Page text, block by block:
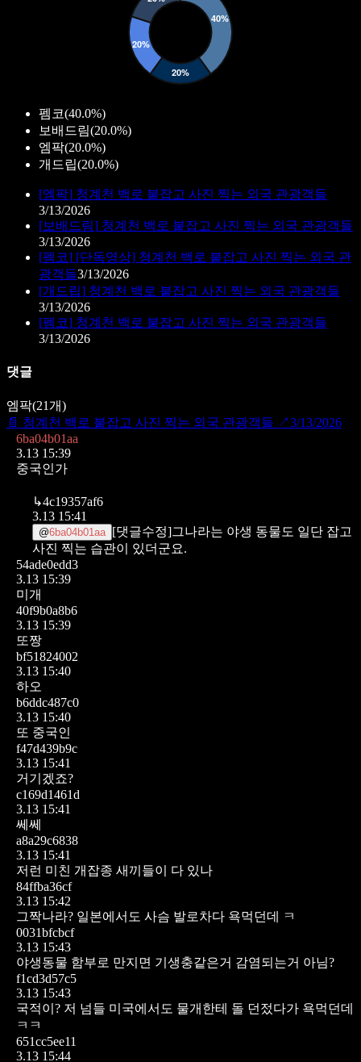
펨코(40.0%)
보배드림(20.0%)
엠팍(20.0%)
개드립(20.0%)
[엠팍] 청계천 백로 붙잡고 사진 찍는 외국 관광객들
3/13/2026
[보배드림] 청계천 백로 붙잡고 사진 찍는 외국 관광객들
3/13/2026
[펨코] [단독영상] 청계천 백로 붙잡고 사진 찍는 외국 관
광객들3/13/2026
[개드립] 청계천 백로 붙잡고 사진 찍는 외국 관광객들
3/13/2026
[펨코] 청계천 백로 붙잡고 사진 찍는 외국 관광객들
3/13/2026
댓글
엠팍(21개)
📄 청계천 백로 붙잡고 사진 찍는 외국 관광객들 ↗3/13/2026
6ba04b01aa
3.13 15:39
중국인가
↳4c19357af6
3.13 15:41
@6ba04b01aa [댓글수정]그나라는 야생 동물도 일단 잡고
사진 찍는 습관이 있더군요.
54ade0edd3
3.13 15:39
미개
40f9b0a8b6
3.13 15:39
또짱
bf51824002
3.13 15:40
하오
b6ddc487c0
3.13 15:40
또 중국인
f47d439b9c
3.13 15:41
거기겠죠?
c169d1461d
3.13 15:41
쎄쎄
a8a29c6838
3.13 15:41
저런 미친 개잡종 새끼들이 다 있나
84ffba36cf
3.13 15:42
그짝나라? 일본에서도 사슴 발로차다 욕먹던데 ㅋ
0031bfcbcf
3.13 15:43
야생동물 함부로 만지면 기생충같은거 감염되는거 아님?
f1cd3d57c5
3.13 15:43
국적이? 저 넘들 미국에서도 물개한테 돌 던젔다가 욕먹던데
ㅋㅋ
651cc5ee11
3.13 15:44